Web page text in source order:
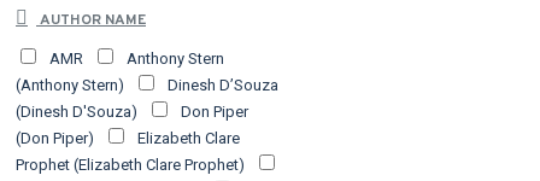
பதிப்பகம் கௌரா பதிப்பகம்/சாரதா
வெளியீடு தினத்தந்தி நியூ செஞ்சுரி புக்
ஹவுஸ் பரிசல் வெளியீடு
பாபாசாகேப்
அம்பேத்கர் கலை இலக்கியச் சங்கம் பாரதி
புத்தகாலயம்
பாரி நிலையம் பூவுலகின்
நண்பர்கள் மல்லி பதிப்பகம் முல்லை
AUTHOR NAME
AMR
Anthony Stern
(Anthony Stern)
Dinesh D’Souza
(Dinesh D'Souza)
Don Piper
(Don Piper)
Elizabeth Clare
Prophet (Elizabeth Clare Prophet)